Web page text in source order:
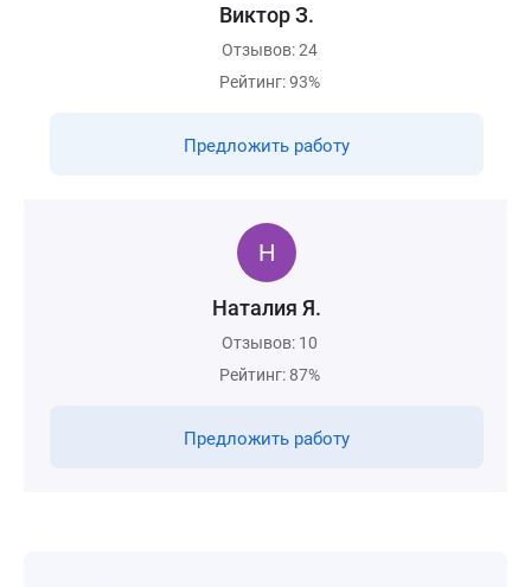
Виктор З.
Отзывов: 24
Рейтинг: 93%
Предложить работу
Наталия Я.
Отзывов: 10
Рейтинг: 87%
Предложить работу